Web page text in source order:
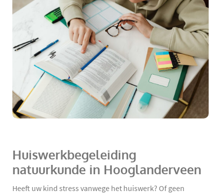
Huiswerkbegeleiding
natuurkunde in Hooglanderveen
Heeft uw kind stress vanwege het huiswerk? Of geen